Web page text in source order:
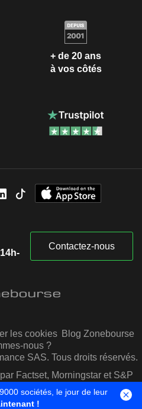
+ de 20 ans
à vos côtés
Contactez-nous
les cookies Blog Zonebourse
nous ?
SAS. Tous droits réservés.
Factset, Morningstar et S&P
IQ
sociétés, le jour de leur
!